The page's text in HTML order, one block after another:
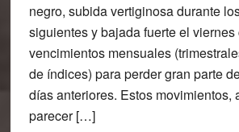
negro, subida vertiginosa durante
siguientes y bajada fuerte el viernes
vencimientos mensuales
de índices) para perder gran parte
días anteriores. Estos movimientos,
parecer […]